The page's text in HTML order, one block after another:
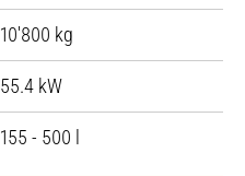
10'800 kg
55.4 kW
155 - 500 l